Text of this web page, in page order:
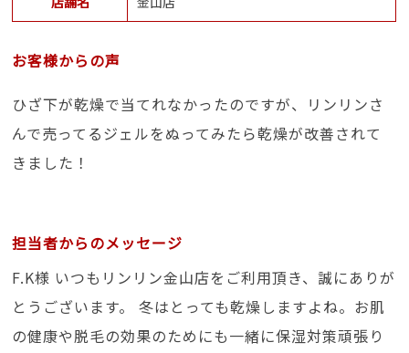
お客様からの声
ひざ下が乾燥で当てれなかったのですが、リンリンさ
んで売ってるジェルをぬってみたら乾燥が改善されて
きました！
担当者からのメッセージ
F.K様 いつもリンリン金山店をご利用頂き、誠にありが
とうございます。 冬はとっても乾燥しますよね。お肌
の健康や脱毛の効果のためにも一緒に保湿対策頑張り